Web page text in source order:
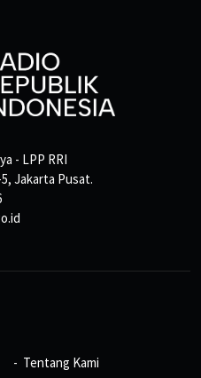
- LPP RRI
Jakarta Pusat.
Tentang Kami